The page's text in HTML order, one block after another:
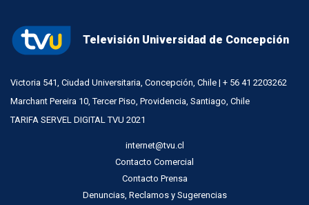
Televisión Universidad de Concepción
Victoria 541, Ciudad Universitaria, Concepción, Chile | + 56 41 2203262
Marchant Pereira 10, Tercer Piso, Providencia, Santiago, Chile
TARIFA SERVEL DIGITAL TVU 2021
internet@tvu.cl
Contacto Comercial
Contacto Prensa
Denuncias, Reclamos y Sugerencias